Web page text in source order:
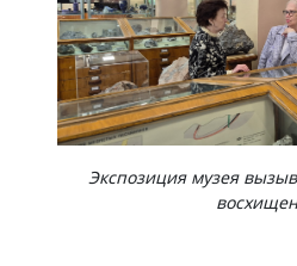
Экспозиция музея